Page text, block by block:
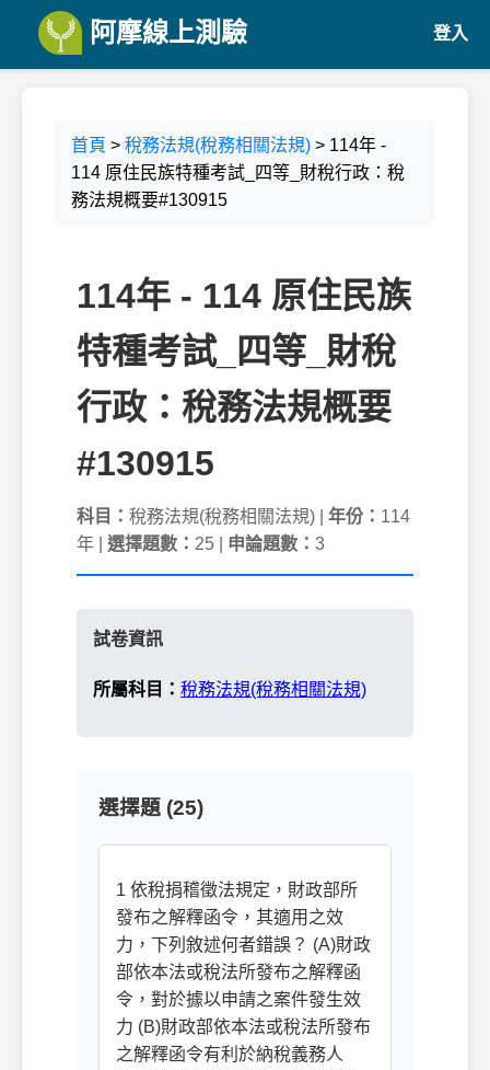
阿摩線上測驗 登入
首頁 > 稅務法規(稅務相關法規) > 114年 -
114 原住民族特種考試_四等_財稅行政：稅
務法規概要#130915
114年 - 114 原住民族
特種考試_四等_財稅
行政：稅務法規概要
#130915
科目： 稅務法規(稅務相關法規) | 年份： 114
年 | 選擇題數： 25 | 申論題數： 3
試卷資訊
所屬科目： 稅務法規(稅務相關法規)
選擇題 (25)
1 依稅捐稽徵法規定，財政部所
發布之解釋函令，其適用之效
力，下列敘述何者錯誤？ (A)財政
部依本法或稅法所發布之解釋函
令，對於據以申請之案件發生效
力 (B)財政部依本法或稅法所發布
之解釋函令有利於納稅義務人